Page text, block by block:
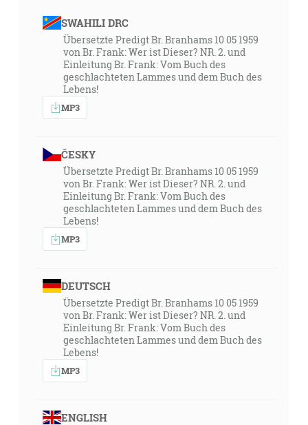
SWAHILI DRC
Übersetzte Predigt Br. Branhams 10 05 1959
von Br. Frank: Wer ist Dieser? NR. 2. und
Einleitung Br. Frank: Vom Buch des
geschlachteten Lammes und dem Buch des
Lebens!
MP3
ČESKY
Übersetzte Predigt Br. Branhams 10 05 1959
von Br. Frank: Wer ist Dieser? NR. 2. und
Einleitung Br. Frank: Vom Buch des
geschlachteten Lammes und dem Buch des
Lebens!
MP3
DEUTSCH
Übersetzte Predigt Br. Branhams 10 05 1959
von Br. Frank: Wer ist Dieser? NR. 2. und
Einleitung Br. Frank: Vom Buch des
geschlachteten Lammes und dem Buch des
Lebens!
MP3
ENGLISH